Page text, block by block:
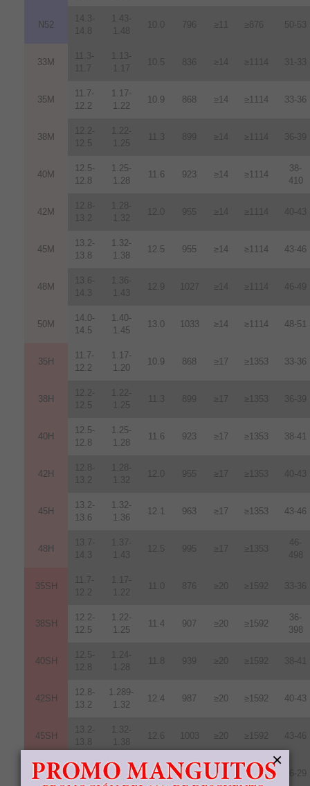
N52
14.3-
14.8
1.43-
1.48
10.0 796 ≥11 ≥876 50-53
33M
11.3-
11.7
1.13-
1.17
10.5 836 ≥14 ≥1114 31-33
35M
11.7-
12.2
1.17-
1.22
10.9 868 ≥14 ≥1114 33-36
38M
12.2-
12.5
1.22-
1.25
11.3 899 ≥14 ≥1114 36-39
40M
12.5-
12.8
1.25-
1.28
11.6 923 ≥14 ≥1114
38-
410
42M
12.8-
13.2
1.28-
1.32
12.0 955 ≥14 ≥1114 40-43
45M
13.2-
13.8
1.32-
1.38
12.5 955 ≥14 ≥1114 43-46
48M
13.6-
14.3
1.36-
1.43
12.9 1027 ≥14 ≥1114 46-49
50M
14.0-
14.5
1.40-
1.45
13.0 1033 ≥14 ≥1114 48-51
35H
11.7-
12.2
1.17-
1.20
10.9 868 ≥17 ≥1353 33-36
38H
12.2-
12.5
1.22-
1.25
11.3 899 ≥17 ≥1353 36-39
40H
12.5-
12.8
1.25-
1.28
11.6 923 ≥17 ≥1353 38-41
42H
12.8-
13.2
1.28-
1.32
12 0 955 ≥17 ≥1353 40-43
45H
13.2-
13.6
1.32-
1.36
12.1 963 ≥17 ≥1353 43-46
48H
13.7-
14.3
1.37-
1.43
12.5 995 ≥17 ≥1353
46-
498
35SH
11.7-
12.2
1.17-
1.22
11.0 876 ≥20 ≥1592 33-36
38SH
12.2-
12.5
1.22-
1.25
11.4 907 ≥20 ≥1592
36-
398
40SH
12.5-
12.8
1.24-
1.28
11.8 939 ≥20 ≥1592 38-41
42SH
12.8-
13.2
1.289-
1.32
12.4 987 ≥20 ≥1592 40-43
45SH
13.2-
13.8
1.32-
1.38
12.6 1003 ≥20 ≥1592 43-46
28UH
10.2-
10.8
1.02-
1.08
9.6 764 ≥25 ≥1990 26-29
×